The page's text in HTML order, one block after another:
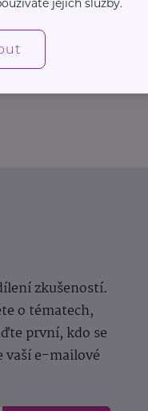
zkušeností.
o tématech,
první, kdo se
vaší e-mailové